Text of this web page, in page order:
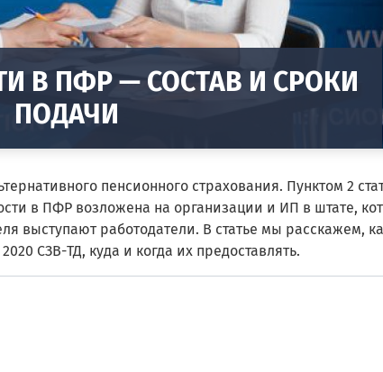
В ПФР — СОСТАВ И СРОКИ
ПОДАЧИ
пенсионного страхования. Пунктом 2
в ПФР возложена на организации и ИП в штате,
выступают работодатели. В статье мы расскажем,
СЗВ-ТД, куда и когда их предоставлять.